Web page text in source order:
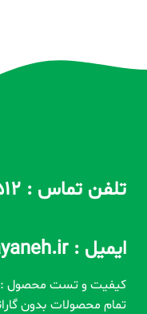
تلفن تماس : 02536617512 - 09126527173 - 09100557173 ساعات پاسخگویی : 10 الی 14 / 17 الی 22
ایمیل : shop@pardis-rayaneh.ir
کیفیت و تست محصول :